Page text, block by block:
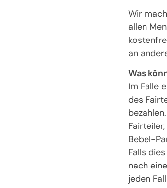
Wir
allen
an
Was
Im Falle
des
Bebel-
Falls
nach
jeden